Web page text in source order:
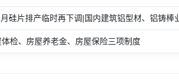
硅片排产临时再下调|国内建筑铝型材、铝铸
检、房屋养老金、房屋保险三项制度